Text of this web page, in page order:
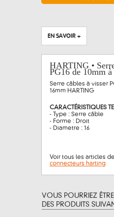
EN SAVOIR +
HARTING •
PG16 de 10mm
Serre câbles à visser
16mm HARTING
CARACTÉRISTIQUES
- Type : Serre câble
- Forme : Droit
- Diametre : 16
Voir tous les articles
connecteurs harting
VOUS POURRIEZ ÊTRE
DES PRODUITS